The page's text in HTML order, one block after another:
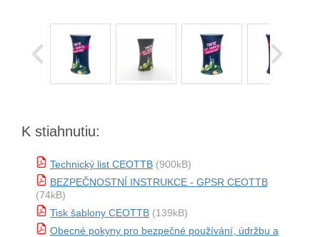
K stiahnutiu:
Technický list CEOTTB (900kB)
BEZPEČNOSTNÍ INSTRUKCE - GPSR CEOTTB
(74kB)
Tisk šablony CEOTTB (139kB)
Obecné pokyny pro bezpečné používání, údržbu a